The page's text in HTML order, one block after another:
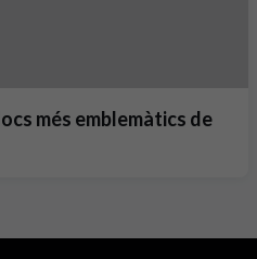
més emblemàtics de